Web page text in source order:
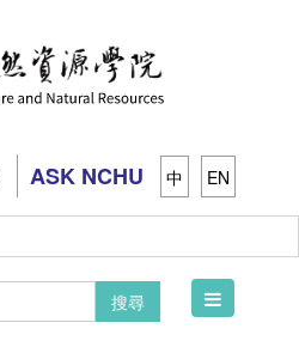
ASK NCHU 中 EN
搜尋
Toggle